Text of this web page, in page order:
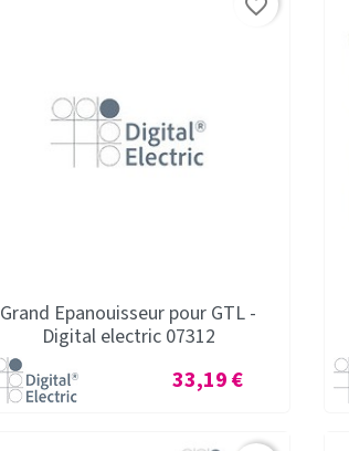
Grand Epanouisseur pour GTL -
Digital electric 07312
Prix
33,19 €
favorite_border